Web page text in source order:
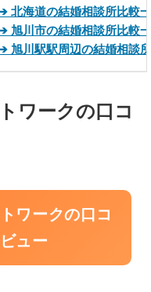
北海道の結婚相談所比較
旭川市の結婚相談所比較
旭川駅駅周辺の結婚相談
ワークの口コ
ワークの口コ
ュー